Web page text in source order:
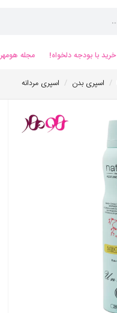
خرید با بودجه دلخواه! مجله هومهر
/ اسپری بدن / اسپری مردانه